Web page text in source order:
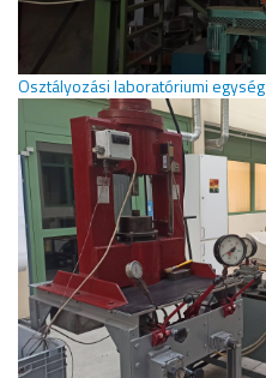
Osztályozási laboratóriumi egység